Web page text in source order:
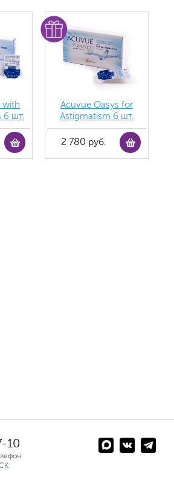
with
6 шт.
Acuvue Oasys for
Astigmatism 6 шт.
2 780 руб.
10